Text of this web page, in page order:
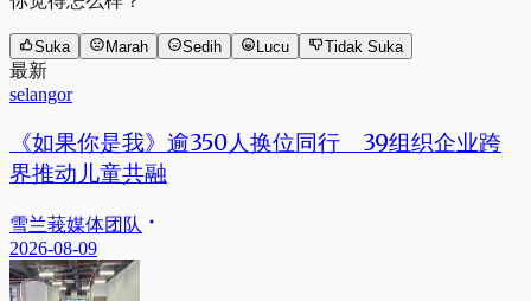
Suka Marah Sedih Lucu Tidak Suka
最新
selangor
《如果你是我》逾350人换位同行 39组织企业跨
界推动儿童共融
雪兰莪媒体团队
2026-08-09